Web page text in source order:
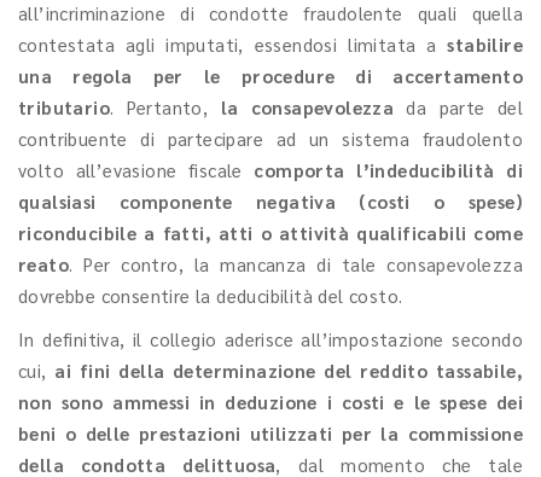
all’incriminazione di condotte fraudolente quali quella
contestata agli imputati, essendosi limitata astabilire
una regola per le procedure di accertamento
tributario. Pertanto, la consapevolezza da parte del
contribuente di partecipare ad un sistema fraudolento
volto all’evasione fiscale comporta l’indeducibilità di
qualsiasi componente negativa (costi o spese)
riconducibile a fatti, atti o attività qualificabili come
reato. Per contro, la mancanza di tale consapevolezza
dovrebbe consentire la deducibilità del costo.
In definitiva, il collegio aderisce all’impostazione secondo
cui, ai fini della determinazione del reddito tassabile,
non sono ammessi in deduzione i costi e le spese dei
beni o delle prestazioni utilizzati per la commissione
della condotta delittuosa, dal momento che tale